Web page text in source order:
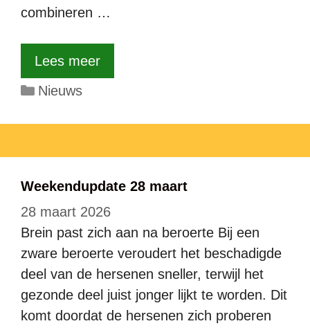
combineren …
Lees meer
Categorieën
Nieuws
Weekendupdate 28 maart
28 maart 2026
Brein past zich aan na beroerte Bij een
zware beroerte veroudert het beschadigde
deel van de hersenen sneller, terwijl het
gezonde deel juist jonger lijkt te worden. Dit
komt doordat de hersenen zich proberen